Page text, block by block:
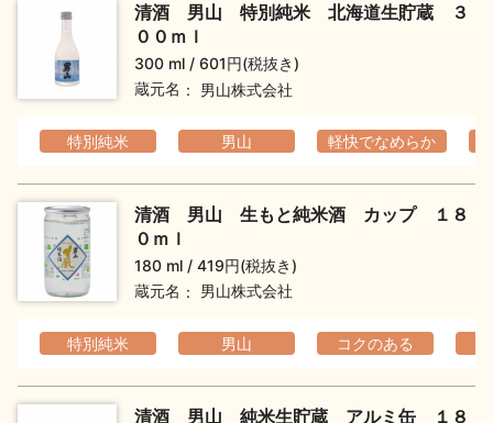
清酒 男山 特別純米 北海道生貯蔵 ３
００ｍｌ
300 ml
601円(税抜き)
蔵元名
男山株式会社
特別純米 男山 軽快でなめらか
清酒 男山 生もと純米酒 カップ １８
０ｍｌ
180 ml
419円(税抜き)
蔵元名
男山株式会社
特別純米 男山 コクのある
清酒 男山 純米生貯蔵 アルミ缶 １８